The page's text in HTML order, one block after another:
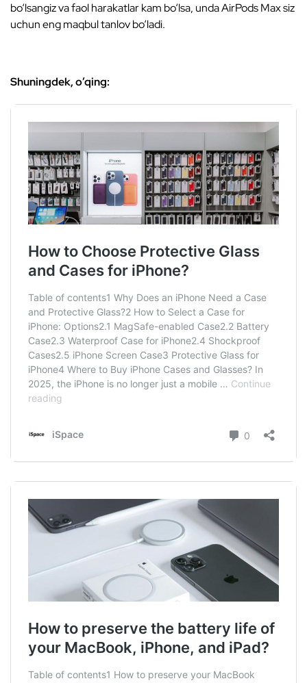
bo‘lsangiz va faol harakatlar kam bo‘lsa, unda AirPods Max siz
uchun eng maqbul tanlov bo‘ladi.
Shuningdek, o’qing: